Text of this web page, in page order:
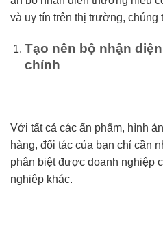
và uy tín trên thị trường, chúng
Tạo nên bộ nhận
chỉnh
Với tất cả các ấn phẩm, hình
hàng, đối tác của bạn chỉ cần
phân biệt được doanh nghiệp
nghiệp khác.